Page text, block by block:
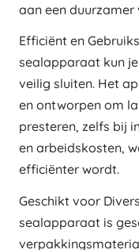
aan een
Efficiënt en
sealapparaat kun
veilig sluiten. Het
en ontworpen om
presteren, zelfs bij
en arbeidskosten,
efficiënter wordt.
Geschikt voor
sealapparaat is